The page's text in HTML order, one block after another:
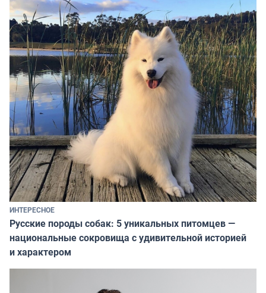
ИНТЕРЕСНОЕ
Русские породы собак: 5 уникальных питомцев —
национальные сокровища с удивительной историей
и характером